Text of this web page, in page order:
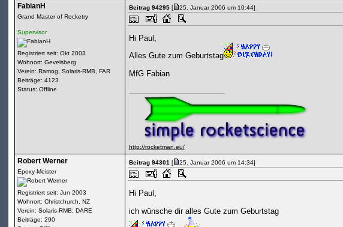
FabianH
Grand Master of Rocketry
Supervisor
Registriert seit: Okt 2003
Wohnort: Gevelsberg
Verein: Ramog, Solaris-RMB, FAR
Beiträge: 4123
Status: Offline
Beitrag 94295[
25. Januar 2006 um 10:44]
Hi Paul,
Alles Gute zum Geburtstag
MfG Fabian
http://rocketman.eu/
Robert Werner
Epoxy-Meister
Registriert seit: Jun 2003
Wohnort: Christchurch, NZ
Verein: Solaris-RMB; DARE
Beiträge: 290
Beitrag 94301[
25. Januar 2006 um 14:34]
Hi Paul,
ich wünsche dir alles Gute zum Geburtstag